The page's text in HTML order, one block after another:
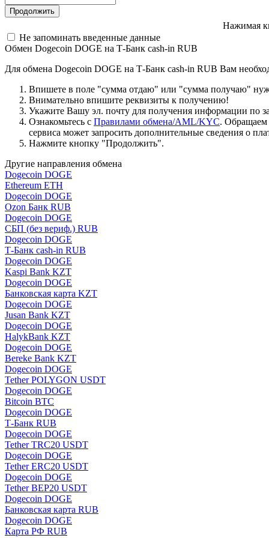
Нажимая
Не запоминать введенные данные
Обмен Dogecoin DOGE на Т-Банк cash-in RUB
Для обмена Dogecoin DOGE на Т-Банк cash-in RUB Вам
Впишете в поле "сумма отдаю" или "сумма получаю"
Внимательно впишите реквизиты к получению!
Укажите Вашу эл. почту для получения информации по
Ознакомьтесь с Правилами обмена/AML/KYC. Обращаем
сервиса может запросить дополнительные сведения о
Нажмите кнопку "Продолжить".
Другие направления обмена
Dogecoin DOGE
Ethereum ETH
Dogecoin DOGE
Ozon Банк RUB
Dogecoin DOGE
СБП (без вериф.) RUB
Dogecoin DOGE
Т-Банк cash-in RUB
Dogecoin DOGE
Kaspi Bank KZT
Dogecoin DOGE
Банковская карта KZT
Dogecoin DOGE
Jusan Bank KZT
Dogecoin DOGE
HalykBank KZT
Dogecoin DOGE
Bereke Bank KZT
Dogecoin DOGE
Tether POLYGON USDT
Dogecoin DOGE
Bitcoin BTC
Dogecoin DOGE
Т-Банк RUB
Dogecoin DOGE
Tether TRC20 USDT
Dogecoin DOGE
Tether ERC20 USDT
Dogecoin DOGE
Tether BEP20 USDT
Dogecoin DOGE
Банковская карта RUB
Dogecoin DOGE
Карта РФ RUB